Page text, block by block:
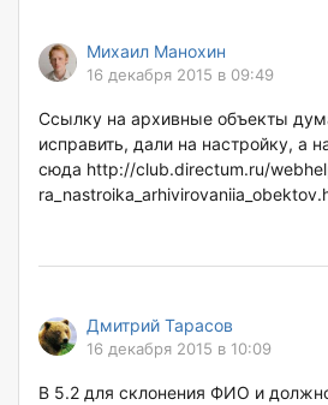
Михаил Манохин
16 декабря 2015 в 09:49
Ссылку на архивные объекты
исправить, дали на настройку, а
сюда http://club.directum.ru/
Дмитрий Тарасов
16 декабря 2015 в 10:09
В 5.2 для склонения ФИО и